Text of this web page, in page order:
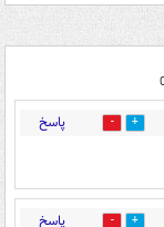
4 پاسخ
2 پاسخ